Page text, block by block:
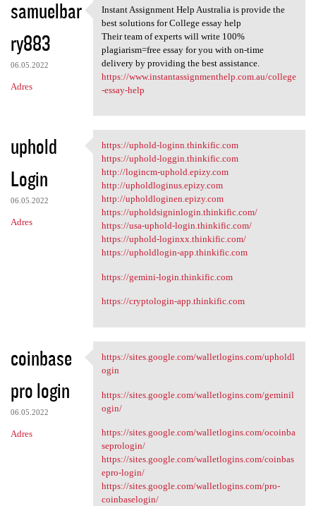
samuelbar
ry883
06.05.2022
Adres
Instant Assignment Help
Instant Assignment Help Australia is provide the
best solutions for College essay help
Their team of experts will write 100%
plagiarism=free essay for you with on-time
delivery by providing the best assistance.
https://www.instantassignmenthelp.com.au/college
-essay-help
uphold
Login
06.05.2022
Adres
https://uphold-loginn
https://uphold-loginn.thinkific.com
https://uphold-loggin.thinkific.com
http://logincm-uphold.epizy.com
http://upholdloginus.epizy.com
http://upholdloginen.epizy.com
https://upholdsigninlogin.thinkific.com/
https://usa-uphold-login.thinkific.com/
https://uphold-loginxx.thinkific.com/
https://upholdlogin-app.thinkific.com
https://gemini-login.thinkific.com
https://cryptologin-app.thinkific.com
coinbase
pro login
06.05.2022
Adres
https://sites.google.com
https://sites.google.com/walletlogins.com/upholdl
ogin
https://sites.google.com/walletlogins.com/geminil
ogin/
https://sites.google.com/walletlogins.com/ocoinba
seprologin/
https://sites.google.com/walletlogins.com/coinbas
epro-login/
https://sites.google.com/walletlogins.com/pro-
coinbaselogin/